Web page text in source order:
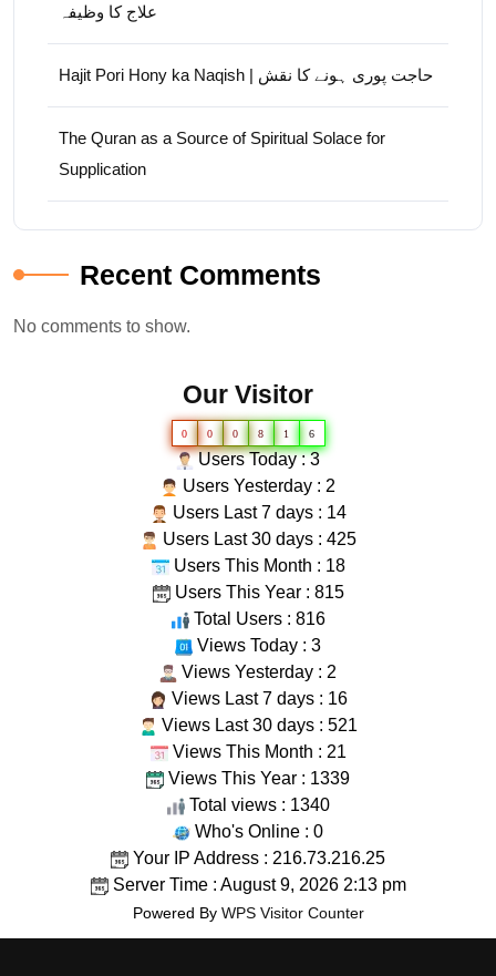
علاج کا وظیفہ
Hajit Pori Hony ka Naqish | حاجت پوری ہونے کا نقش
The Quran as a Source of Spiritual Solace for
Supplication
Recent Comments
No comments to show.
Our Visitor
0 0 0 8 1 6
Users Today : 3
Users Yesterday : 2
Users Last 7 days : 14
Users Last 30 days : 425
Users This Month : 18
Users This Year : 815
Total Users : 816
Views Today : 3
Views Yesterday : 2
Views Last 7 days : 16
Views Last 30 days : 521
Views This Month : 21
Views This Year : 1339
Total views : 1340
Who's Online : 0
Your IP Address : 216.73.216.25
Server Time : August 9, 2026 2:13 pm
Powered By WPS Visitor Counter